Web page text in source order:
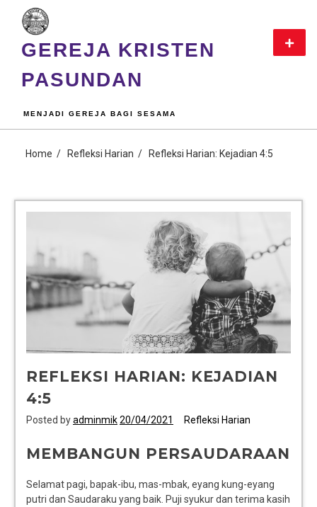
GEREJA KRISTEN
PASUNDAN
MENJADI GEREJA BAGI SESAMA
Home Refleksi Harian Refleksi Harian: Kejadian 4:5
REFLEKSI HARIAN: KEJADIAN
4:5
Posted byadminmik20/04/2021 Refleksi Harian
MEMBANGUN PERSAUDARAAN
Selamat pagi, bapak-ibu, mas-mbak, eyang kung-eyang
putri dan Saudaraku yang baik. Puji syukur dan terima kasih